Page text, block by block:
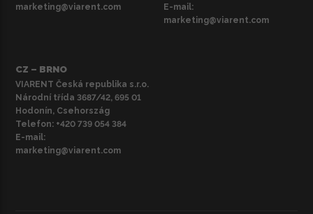
marketing@viarent.com
E-mail:
marketing@viarent.com
CZ – BRNO
VIARENT Česká republika s.r.o.
Národní třída 3687/42, 695 01
Hodonín, Csehország
Telefon: +420 739 054 384
E-mail:
marketing@viarent.com